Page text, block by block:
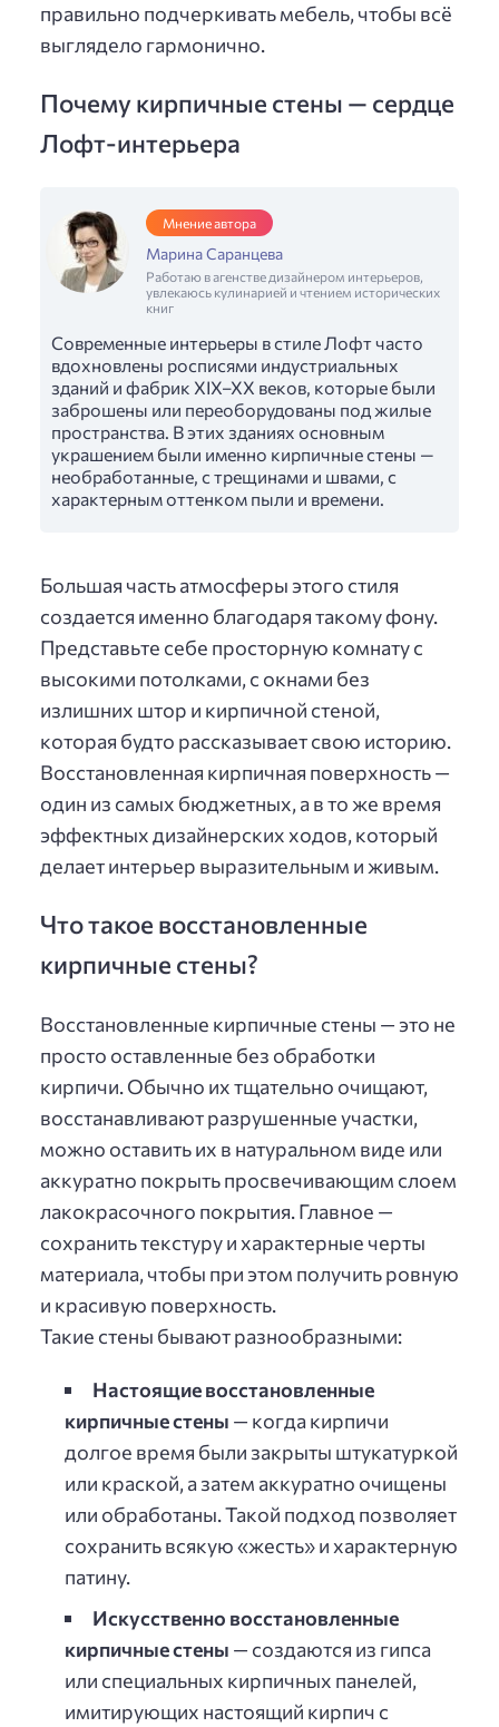
правильно подчеркивать мебель, чтобы всё
выглядело гармонично.
Почему кирпичные стены — сердце
Лофт-интерьера
Мнение автора
Марина Саранцева
Работаю в агенстве дизайнером интерьеров,
увлекаюсь кулинарией и чтением исторических
книг
Современные интерьеры в стиле Лофт часто
вдохновлены росписями индустриальных
зданий и фабрик XIX–XX веков, которые были
заброшены или переоборудованы под жилые
пространства. В этих зданиях основным
украшением были именно кирпичные стены —
необработанные, с трещинами и швами, с
характерным оттенком пыли и времени.
Большая часть атмосферы этого стиля
создается именно благодаря такому фону.
Представьте себе просторную комнату с
высокими потолками, с окнами без
излишних штор и кирпичной стеной,
которая будто рассказывает свою историю.
Восстановленная кирпичная поверхность —
один из самых бюджетных, а в то же время
эффектных дизайнерских ходов, который
делает интерьер выразительным и живым.
Что такое восстановленные
кирпичные стены?
Восстановленные кирпичные стены — это не
просто оставленные без обработки
кирпичи. Обычно их тщательно очищают,
восстанавливают разрушенные участки,
можно оставить их в натуральном виде или
аккуратно покрыть просвечивающим слоем
лакокрасочного покрытия. Главное —
сохранить текстуру и характерные черты
материала, чтобы при этом получить ровную
и красивую поверхность.
Такие стены бывают разнообразными:
Настоящие восстановленные
кирпичные стены — когда кирпичи
долгое время были закрыты штукатуркой
или краской, а затем аккуратно очищены
или обработаны. Такой подход позволяет
сохранить всякую «жесть» и характерную
патину.
Искусственно восстановленные
кирпичные стены — создаются из гипса
или специальных кирпичных панелей,
имитирующих настоящий кирпич с